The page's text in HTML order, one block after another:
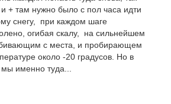
+ там нужно было с пол часа идти
снегу, при каждом шаге
огибая скалу, на сильнейшем
с места, и пробирающем
около -20 градусов. Но в
именно туда...